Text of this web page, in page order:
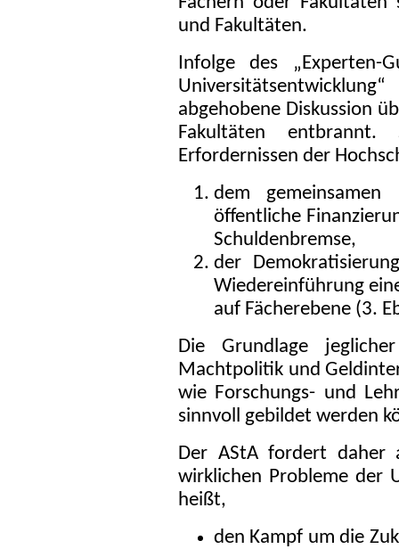
und Fakultäten.
Infolge des „Experten-
abgehobene Diskussion
Fakultäten
Erfordernissen der
dem
öffentliche
Schuldenbremse,
der
Wiedereinführung
auf Fächerebene (3.
Die Grundlage
Machtpolitik und
wie Forschungs- und
sinnvoll gebildet werden
Der AStA fordert daher
wirklichen Probleme der
heißt,
den Kampf um die